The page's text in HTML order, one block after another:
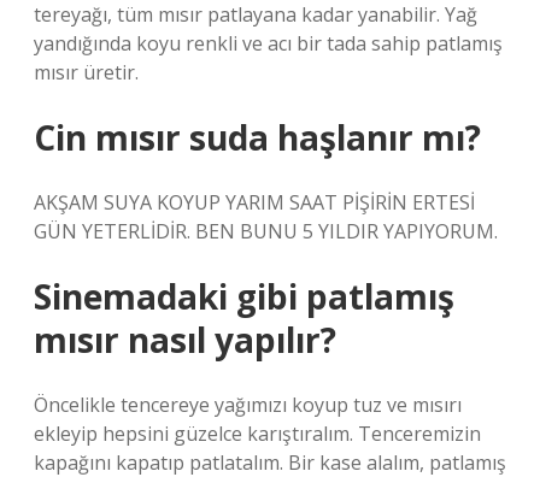
tereyağı, tüm mısır patlayana kadar yanabilir. Yağ
yandığında koyu renkli ve acı bir tada sahip patlamış
mısır üretir.
Cin mısır suda haşlanır mı?
AKŞAM SUYA KOYUP YARIM SAAT PİŞİRİN ERTESİ
GÜN YETERLİDİR. BEN BUNU 5 YILDIR YAPIYORUM.
Sinemadaki gibi patlamış
mısır nasıl yapılır?
Öncelikle tencereye yağımızı koyup tuz ve mısırı
ekleyip hepsini güzelce karıştıralım. Tenceremizin
kapağını kapatıp patlatalım. Bir kase alalım, patlamış